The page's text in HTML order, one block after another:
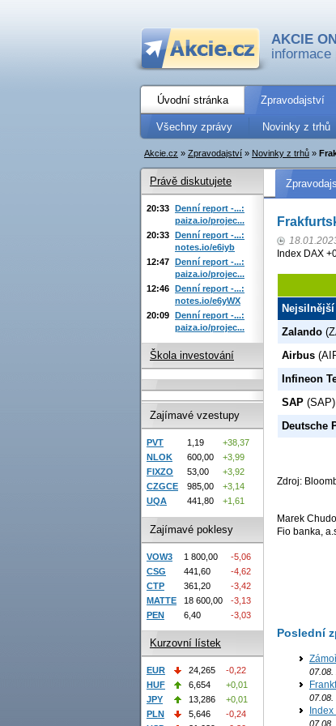
AKCIE
informace
Úvodní stránka Zpravodajství
Všechny zprávy Novinky z trhů
Akcie.cz » Zpravodajství » Novinky z trhů »
Index DAX
Zalando
Airbus
Infineon
SAP (SAP)
Deutsche
Zdroj:
Marek
Fio banka,
Poslední
07.08.
07.08.
07.08.
Právě diskutujete
20:33 Denní report -...:
paiza.io/projec...
20:33 Denní report -...:
notes.io/e6iyb
12:47 Denní report -...:
paiza.io/projec...
12:46 Denní report -...:
notes.io/e6yWX
20:09 Denní report -...:
paiza.io/projec...
Škola investování
Zajímavé vzestupy
PVT 1,19
+38,37
NLOK
600,00
+3,99
FIXZO
53,00
+3,92
CZGCE
985,00
+3,14
UQA
441,80 +1,61
Zajímavé poklesy
VOW3 1 800,00
-5,06
CSG
441,60
-4,62
CTP
361,20
-3,42
MATTE
18 600,00
-3,13
PEN
6,40 -3,03
Kurzovní lístek
EUR 24,265
-0,22
HUF
6,654
+0,01
JPY
13,286
+0,01
PLN
5,646
-0,24